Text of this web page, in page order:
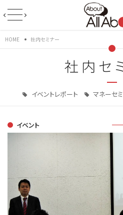
HOME 社内セミナー
社内セ
イベントレポート マネーセ
イベント